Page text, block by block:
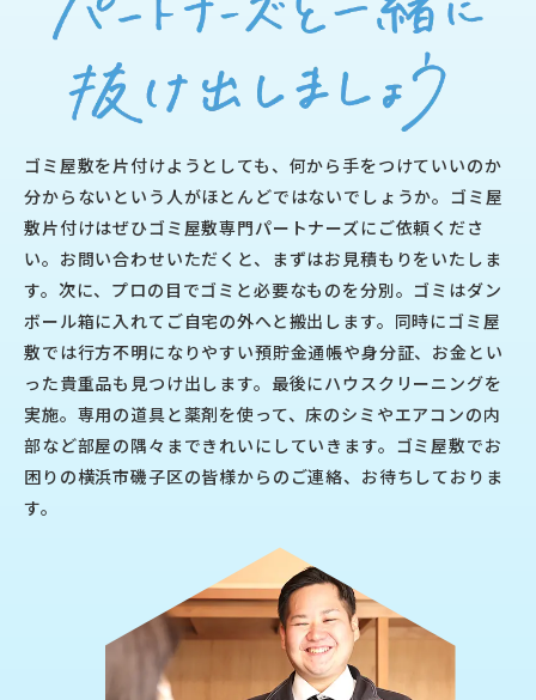
ゴミ屋敷を片付けようとしても、何から手をつけていいのか
分からないという人がほとんどではないでしょうか。ゴミ屋
敷片付けはぜひゴミ屋敷専門パートナーズにご依頼くださ
い。お問い合わせいただくと、まずはお見積もりをいたしま
す。次に、プロの目でゴミと必要なものを分別。ゴミはダン
ボール箱に入れてご自宅の外へと搬出します。同時にゴミ屋
敷では行方不明になりやすい預貯金通帳や身分証、お金とい
った貴重品も見つけ出します。最後にハウスクリーニングを
実施。専用の道具と薬剤を使って、床のシミやエアコンの内
部など部屋の隅々まできれいにしていきます。ゴミ屋敷でお
困りの横浜市磯子区の皆様からのご連絡、お待ちしておりま
す。